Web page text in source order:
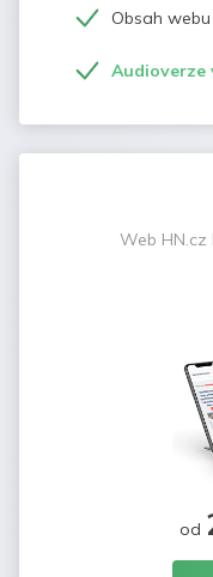
Obsah
Audioverze
Web
od